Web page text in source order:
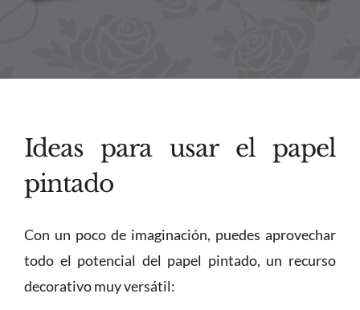
Ideas para usar el papel
pintado
Con un poco de imaginación, puedes aprovechar
todo el potencial del papel pintado, un recurso
decorativo muy versátil: